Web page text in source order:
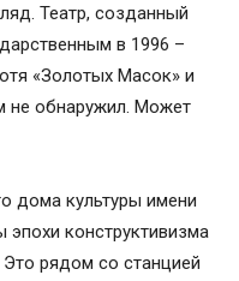
Театр, созданный
в 1996 –
«Золотых Масок» и
не обнаружил. Может
дома культуры имени
эпохи конструктивизма
рядом со станцией